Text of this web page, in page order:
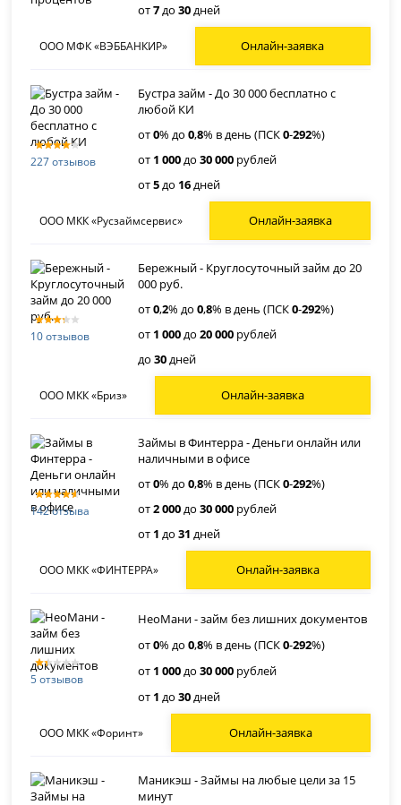
от7до30дней
ООО МФК «ВЭББАНКИР» Онлайн-заявка
227 отзывов
Бустра займ - До 30 000 бесплатно с
любой КИ
от0% до0,8% в день (ПСК0-292%)
от 1 000до30 000 рублей
от5до 16дней
ООО МКК «Русзаймсервис» Онлайн-заявка
10 отзывов
Бережный - Круглосуточный займ до 20
000 руб.
от0,2% до0,8% в день (ПСК0-292%)
от 1 000до20 000 рублей
до30дней
ООО МКК «Бриз» Онлайн-заявка
142 отзыва
Займы в Финтерра - Деньги онлайн или
наличными в офисе
от0% до0,8% в день (ПСК0-292%)
от2 000до30 000 рублей
от 1 до31 дней
ООО МКК «ФИНТЕРРА» Онлайн-заявка
5 отзывов
НеоМани - займ без лишних документов
от0% до0,8% в день (ПСК0-292%)
от 1 000до30 000 рублей
от 1 до30дней
ООО МКК «Форинт» Онлайн-заявка
Маникэш - Займы на любые цели за 15
минут